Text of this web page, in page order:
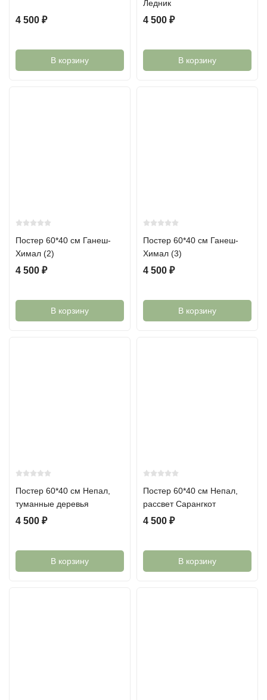
4 500 ₽
В корзину
Ледник
4 500 ₽
В корзину
Постер 60*40 см Ганеш-
Химал (2)
4 500 ₽
В корзину
Постер 60*40 см Ганеш-
Химал (3)
4 500 ₽
В корзину
Постер 60*40 см Непал,
туманные деревья
4 500 ₽
В корзину
Постер 60*40 см Непал,
рассвет Сарангкот
4 500 ₽
В корзину